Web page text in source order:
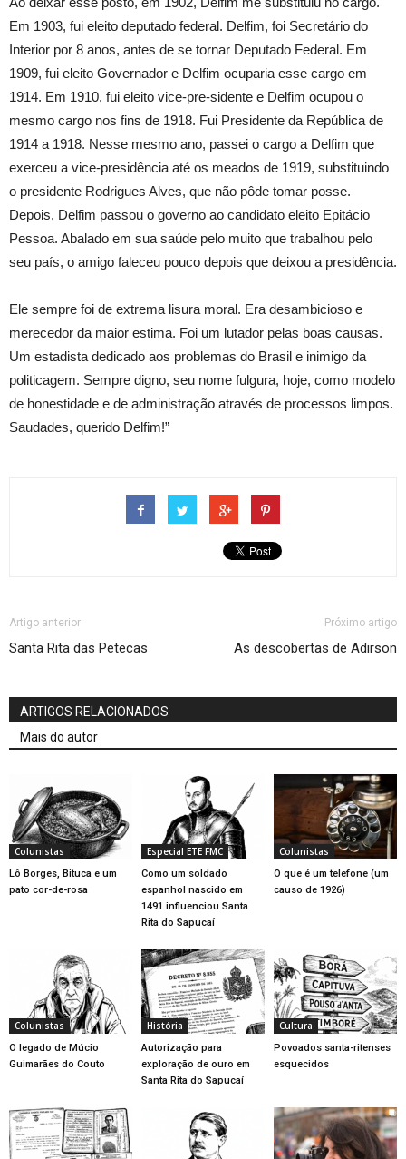
Em 1903, fui eleito deputado federal. Delfim, foi Secretário do
Interior por 8 anos, antes de se tornar Deputado Federal. Em
1909, fui eleito Governador e Delfim ocuparia esse cargo em
1914. Em 1910, fui eleito vice-pre-sidente e Delfim ocupou o
mesmo cargo nos fins de 1918. Fui Presidente da República de
1914 a 1918. Nesse mesmo ano, passei o cargo a Delfim que
exerceu a vice-presidência até os meados de 1919, substituindo
o presidente Rodrigues Alves, que não pôde tomar posse.
Depois, Delfim passou o governo ao candidato eleito Epitácio
Pessoa. Abalado em sua saúde pelo muito que trabalhou pelo
seu país, o amigo faleceu pouco depois que deixou a presidência.
Ele sempre foi de extrema lisura moral. Era desambicioso e
merecedor da maior estima. Foi um lutador pelas boas causas.
Um estadista dedicado aos problemas do Brasil e inimigo da
politicagem. Sempre digno, seu nome fulgura, hoje, como modelo
de honestidade e de administração através de processos limpos.
Saudades, querido Delfim!”
Artigo anterior
Santa Rita das Petecas
Próximo artigo
As descobertas de Adirson
ARTIGOS RELACIONADOS
Mais do autor
Colunistas
Lô Borges, Bituca e um
pato cor-de-rosa
Especial ETE FMC
Como um soldado
espanhol nascido em
1491 influenciou Santa
Rita do Sapucaí
Colunistas
O que é um telefone (um
causo de 1926)
Colunistas
O legado de Múcio
Guimarães do Couto
História
Autorização para
exploração de ouro em
Santa Rita do Sapucaí
Cultura
Povoados santa-ritenses
esquecidos